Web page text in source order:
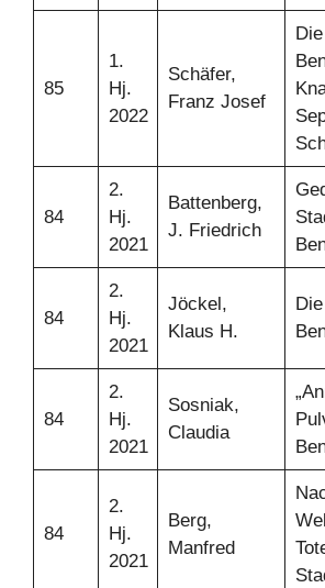
85
1.
Hj.
2022
Schäfer,
Franz Josef
84
2.
Hj.
2021
Battenberg,
J. Friedrich
84
2.
Hj.
2021
Jöckel,
Klaus H.
84
2.
Hj.
2021
Sosniak,
Claudia
84
2.
Hj.
2021
Berg,
Manfred